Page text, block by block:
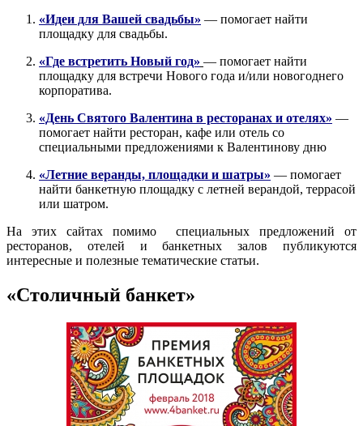
«Идеи для Вашей свадьбы» — помогает найти
площадку для свадьбы.
«Где встретить Новый год» — помогает найти
площадку для встречи Нового года и/или новогоднего
корпоратива.
«День Святого Валентина в ресторанах и отелях» —
помогает найти ресторан, кафе или отель со
специальными предложениями к Валентинову дню
«Летние веранды, площадки и шатры» — помогает
найти банкетную площадку с летней верандой, террасой
или шатром.
На этих сайтах помимо специальных предложений от
ресторанов, отелей и банкетных залов публикуются
интересные и полезные тематические статьи.
«Столичный банкет»